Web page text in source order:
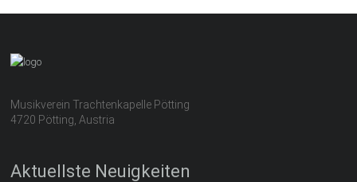
Musikverein Trachtenkapelle Pötting
4720 Pötting, Austria
Aktuellste Neuigkeiten